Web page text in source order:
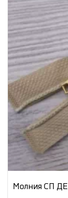
Молния СП